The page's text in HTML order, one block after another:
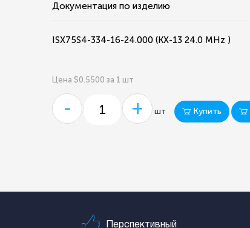
Документация по изделию
ISX75S4-334-16-24.000 (KX-13 24.0 MHz )
Цена $0.5500 за 1 шт
- + шт Купить
Перспективный